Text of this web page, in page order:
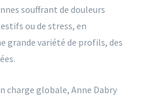
souffrant de douleurs
ou de stress, en
grande variété de profils, des
charge globale, Anne Dabry